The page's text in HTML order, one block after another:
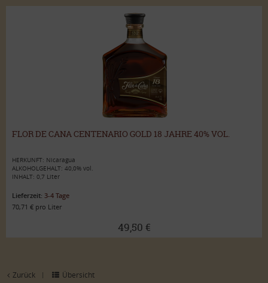
FLOR DE CANA CENTENARIO GOLD 18 JAHRE 40% VOL.
HERKUNFT: Nicaragua
ALKOHOLGEHALT: 40,0% vol.
INHALT: 0,7 Liter
Lieferzeit: 3-4 Tage
70,71 € pro Liter
49,50 €
Zurück | Übersicht